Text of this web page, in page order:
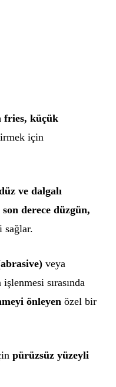
fries, küçük
için
ve dalgalı
son derece düzgün,
sağlar.
veya
sırasında
önleyenözel bir
pürüzsüz yüzeyli